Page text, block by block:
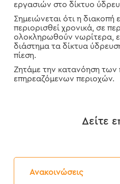
εργασιών στο δίκτυο
Σημειώνεται ότι η διακοπή
περιορισθεί χρονικά, σε
ολοκληρωθούν νωρίτερα,
διάστημα τα δίκτυα
πίεση.
Ζητάμε την κατανόηση των
επηρεαζόμενων περιοχών.
Δείτε
Ανακοινώσεις
Δελτίο
Τύπου: